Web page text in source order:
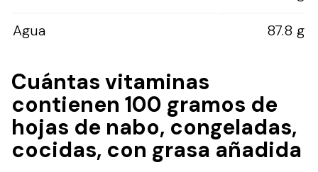
Agua
87.8 g
Cuántas vitaminas
contienen 100 gramos de
hojas de nabo, congeladas,
cocidas, con grasa añadida